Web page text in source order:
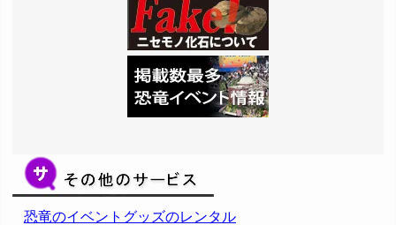
恐竜のイベントグッズのレンタル